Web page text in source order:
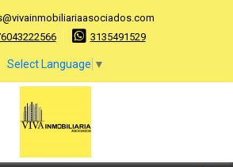
3135491529
Select Language ▼